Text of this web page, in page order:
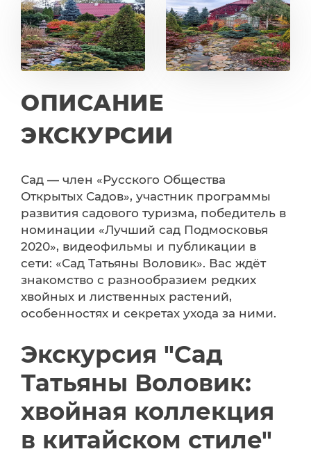
ОПИСАНИЕ
ЭКСКУРСИИ
Сад — член «Русского Общества
Открытых Садов», участник программы
развития садового туризма, победитель в
номинации «Лучший сад Подмосковья
2020», видеофильмы и публикации в
сети: «Сад Татьяны Воловик». Вас ждёт
знакомство с разнообразием редких
хвойных и лиственных растений,
особенностях и секретах ухода за ними.
Экскурсия "Сад
Татьяны Воловик:
хвойная коллекция
в китайском стиле"